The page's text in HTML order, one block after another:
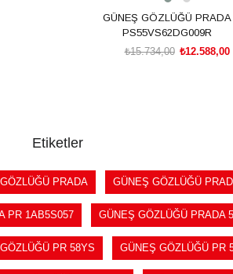
GÜNEŞ GÖZLÜĞÜ PRADA
PS55VS62DG009R
₺12.588,00
₺15.734,00
Etiketler
PRADA GÜNEŞ GÖZLÜĞÜ
PR 1AB5S057 GÜNEŞ GÖZLÜĞÜ PRADA
PR 58YS GÜNEŞ GÖZLÜĞÜ PR